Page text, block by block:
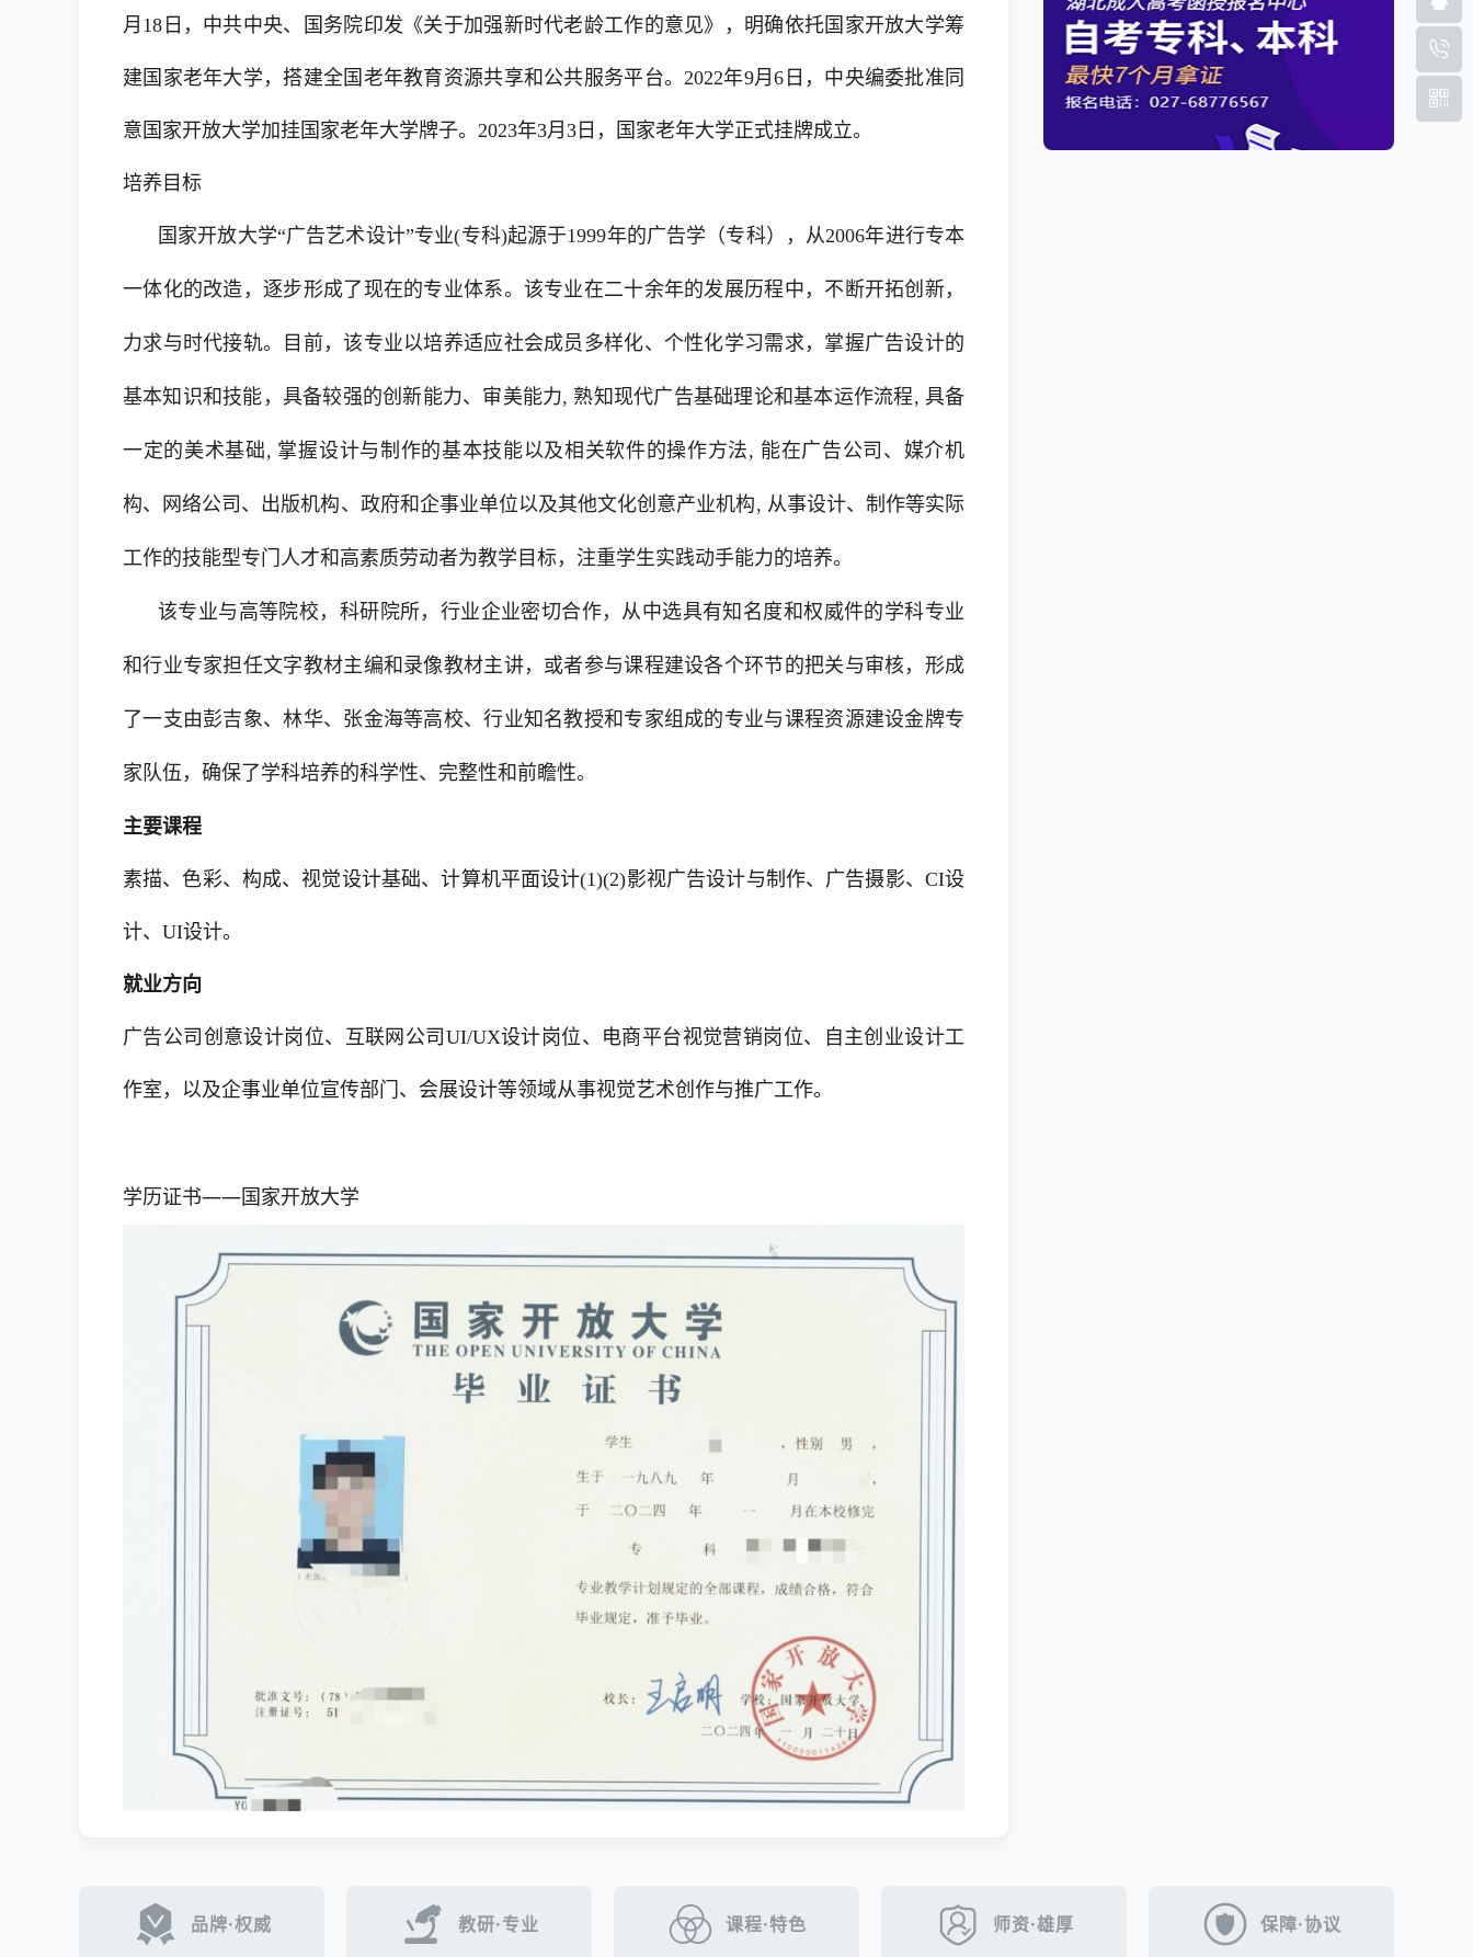
月18日，中共中央、国务院印发《关于加强新时代老龄工作的意见》，明确依托国家开放大学筹
建国家老年大学，搭建全国老年教育资源共享和公共服务平台。2022年9月6日，中央编委批准同
意国家开放大学加挂国家老年大学牌子。2023年3月3日，国家老年大学正式挂牌成立。
培养目标
国家开放大学“广告艺术设计”专业(专科)起源于1999年的广告学（专科），从2006年进行专本
一体化的改造，逐步形成了现在的专业体系。该专业在二十余年的发展历程中，不断开拓创新，
力求与时代接轨。目前，该专业以培养适应社会成员多样化、个性化学习需求，掌握广告设计的
基本知识和技能，具备较强的创新能力、审美能力, 熟知现代广告基础理论和基本运作流程, 具备
一定的美术基础, 掌握设计与制作的基本技能以及相关软件的操作方法, 能在广告公司、媒介机
构、网络公司、出版机构、政府和企事业单位以及其他文化创意产业机构, 从事设计、制作等实际
工作的技能型专门人才和高素质劳动者为教学目标，注重学生实践动手能力的培养。
该专业与高等院校，科研院所，行业企业密切合作，从中选具有知名度和权威件的学科专业
和行业专家担任文字教材主编和录像教材主讲，或者参与课程建设各个环节的把关与审核，形成
了一支由彭吉象、林华、张金海等高校、行业知名教授和专家组成的专业与课程资源建设金牌专
家队伍，确保了学科培养的科学性、完整性和前瞻性。
主要课程
素描、色彩、构成、视觉设计基础、计算机平面设计(1)(2)影视广告设计与制作、广告摄影、CI设
计、UI设计。
就业方向
广告公司创意设计岗位、互联网公司UI/UX设计岗位、电商平台视觉营销岗位、自主创业设计工
作室，以及企事业单位宣传部门、会展设计等领域从事视觉艺术创作与推广工作。
学历证书——国家开放大学
品牌·权威 教研·专业 课程·特色 师资·雄厚 保障·协议